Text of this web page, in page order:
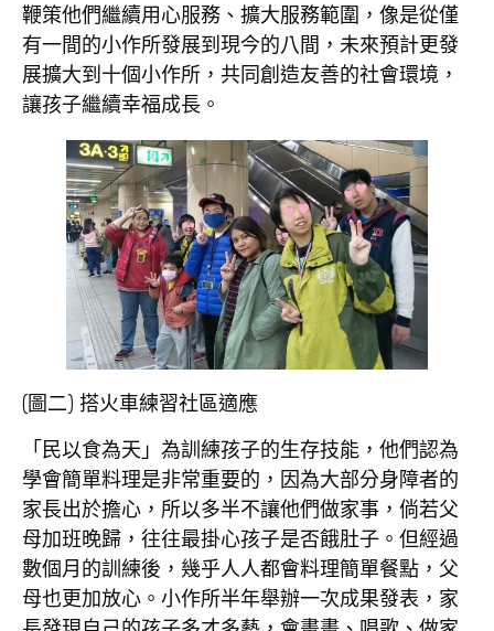
鞭策他們繼續用心服務、擴大服務範圍，像是從僅
有一間的小作所發展到現今的八間，未來預計更發
展擴大到十個小作所，共同創造友善的社會環境，
讓孩子繼續幸福成長。
(圖二) 搭火車練習社區適應
「民以食為天」為訓練孩子的生存技能，他們認為
學會簡單料理是非常重要的，因為大部分身障者的
家長出於擔心，所以多半不讓他們做家事，倘若父
母加班晚歸，往往最掛心孩子是否餓肚子。但經過
數個月的訓練後，幾乎人人都會料理簡單餐點，父
母也更加放心。小作所半年舉辦一次成果發表，家